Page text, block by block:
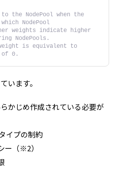
the NodePool when the
NodePool
weights indicate higher
NodePools.
is equivalent to
of 0.
います。
かじめ作成されている必要が
イプの制約
ー（※2）